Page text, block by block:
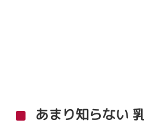
あまり知らない